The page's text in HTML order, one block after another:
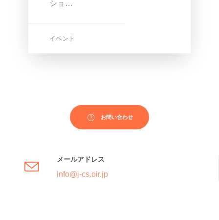
ショ…
イベント
お問い合わせ
メールアドレス
info@j-cs.oir.jp